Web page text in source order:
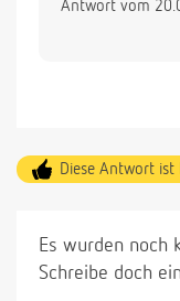
Antwort vom
Diese Antwort ist
Es wurden noch
Schreibe doch